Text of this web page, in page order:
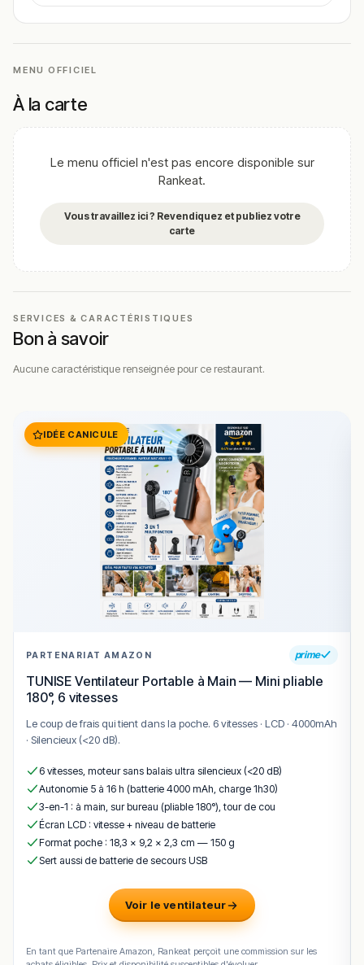
adresse à ne pas manquer pour les amateurs de cuisine
!
Texte généré par intelligence artificielle, en attente de
nous aider en vous rendant sur :Améliorer la fiche de cet
MENU OFFICIEL
À la carte
Le menu officiel n'est pas encore disponible sur
Rankeat.
Vous travaillez ici ? Revendiquez et publiez votre
carte
SERVICES & CARACTÉRISTIQUES
Bon à savoir
Aucune caractéristique renseignée pour ce restaurant.
IDÉE CANICULE
PARTENARIAT AMAZON prime
TUNISE Ventilateur Portable à Main — Mini pliable
180°, 6 vitesses
Le coup de frais qui tient dans la poche. 6 vitesses · LCD · 4000mAh
· Silencieux (<20 dB).
6 vitesses, moteur sans balais ultra silencieux (<20 dB)
Autonomie 5 à 16 h (batterie 4000 mAh, charge 1h30)
3-en-1 : à main, sur bureau (pliable 180°), tour de cou
Écran LCD : vitesse + niveau de batterie
Format poche : 18,3 × 9,2 × 2,3 cm — 150 g
Sert aussi de batterie de secours USB
Voir le ventilateur
En tant que Partenaire Amazon, Rankeat perçoit une commission sur les